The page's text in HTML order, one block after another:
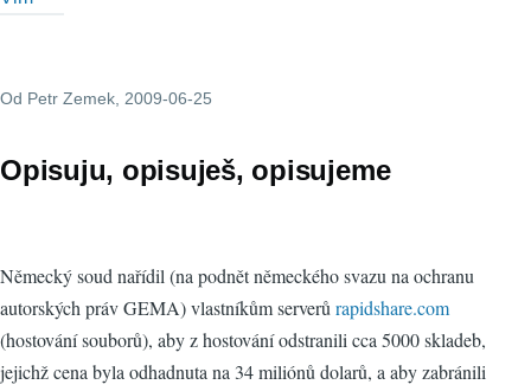
Od Petr Zemek , 2009-06-25
Opisuju, opisuješ, opisujeme
Německý soud nařídil (na podnět německého svazu na ochranu
autorských práv GEMA) vlastníkům serverů rapidshare.com
(hostování souborů), aby z hostování odstranili cca 5000 skladeb,
jejichž cena byla odhadnuta na 34 miliónů dolarů, a aby zabránili